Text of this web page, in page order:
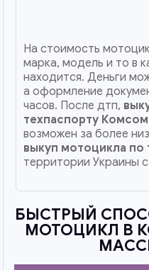
На стоимость
марка, модель и то в
находится. Деньги
а оформление
часов. После дтп,
техпаспорту
возможен за более
выкуп мотоцикла по
территории Украины
БЫСТРЫЙ
МОТОЦИКЛ В